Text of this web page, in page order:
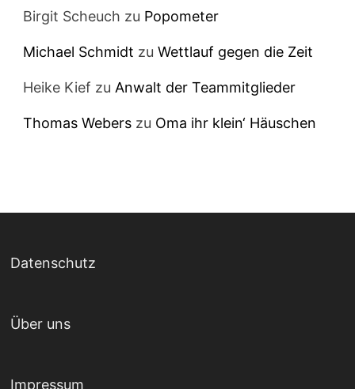
Birgit Scheuch zu Popometer
Michael Schmidt zuWettlauf gegen die Zeit
Heike Kief zu Anwalt der Teammitglieder
Thomas Webers zu Oma ihr klein‘ Häuschen
Datenschutz
Über uns
Impressum